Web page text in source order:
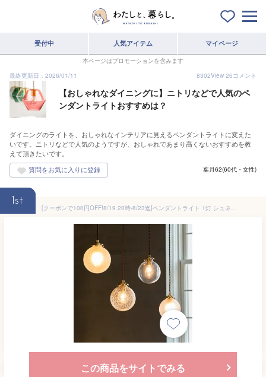
受付中 人気アイテム マイページ
本ページはプロモーションを含みます
最終更新日：2026/01/11
8302View 26コメント
【おしゃれなダイニングに】ニトリなどで人気のペ
ンダントライトおすすめは？
ダイニングのライトを、おしゃれなインテリアに見えるペンダントライトに変えた
いです。ニトリなどで人気のようですが、おしゃれであまり高くないおすすめを教
えて頂きたいです。
葉月62(60代・女性)
1st
[クーポンで100円OFF!8/19 20時-8/23迄]ペンダントライト 1灯 シュネー schon シェーン【ガラス 北欧 おしゃれ 照明 天井照明 キッチン 寝室 トイレ アンティーク led レトロ ダイニング用 デザイン モダン シンプル 天井 電気 内玄関 照明器具 リビング用 ダクトレール】
この商品をサイトでみる